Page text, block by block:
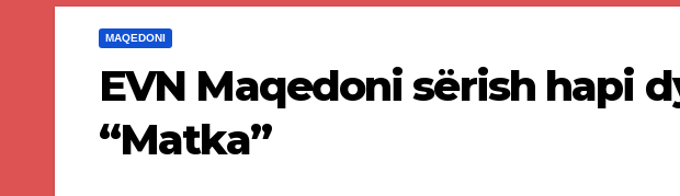
MAQEDONI
EVN Maqedoni sërish hapi
“Matka”